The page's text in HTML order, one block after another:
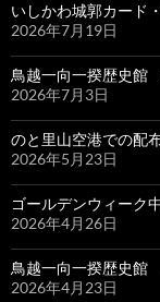
いしかわ城郭カード
2026年7月19日
鳥越一向一揆歴史館
2026年7月3日
のと里山空港での配
2026年5月23日
ゴールデンウィーク
2026年4月26日
鳥越一向一揆歴史館
2026年4月23日